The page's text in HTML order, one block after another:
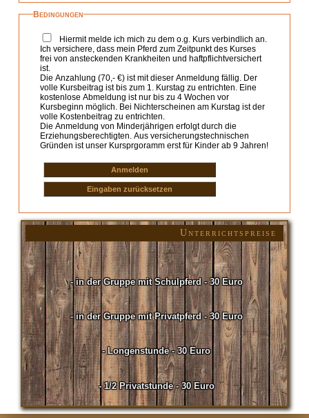
Bedingungen
Hiermit melde ich mich zu dem o.g. Kurs verbindlich an.
Ich versichere, dass mein Pferd zum Zeitpunkt des Kurses
frei von ansteckenden Krankheiten und haftpflichtversichert
ist.
Die Anzahlung (70,- €) ist mit dieser Anmeldung fällig. Der
volle Kursbeitrag ist bis zum 1. Kurstag zu entrichten. Eine
kostenlose Abmeldung ist nur bis zu 4 Wochen vor
Kursbeginn möglich. Bei Nichterscheinen am Kurstag ist der
volle Kostenbeitrag zu entrichten.
Die Anmeldung von Minderjährigen erfolgt durch die
Erziehungsberechtigten. Aus versicherungstechnischen
Gründen ist unser Kursprgoramm erst für Kinder ab 9 Jahren!
Unterrichtspreise
- in der Gruppe mit Schulpferd - 30 Euro
- in der Gruppe mit Privatpferd - 30 Euro
- Longenstunde - 30 Euro
- 1/2 Privatstunde - 30 Euro